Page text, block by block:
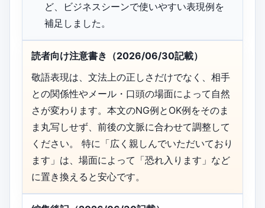
ど、ビジネスシーンで使いやすい表現例を
補足しました。
読者向け注意書き（2026/06/30記載）
敬語表現は、文法上の正しさだけでなく、相手
との関係性やメール・口頭の場面によって自然
さが変わります。本文のNG例とOK例をそのま
ま丸写しせず、前後の文脈に合わせて調整して
ください。 特に「広く親しんでいただいており
ます」は、場面によって「恐れ入ります」など
に置き換えると安心です。